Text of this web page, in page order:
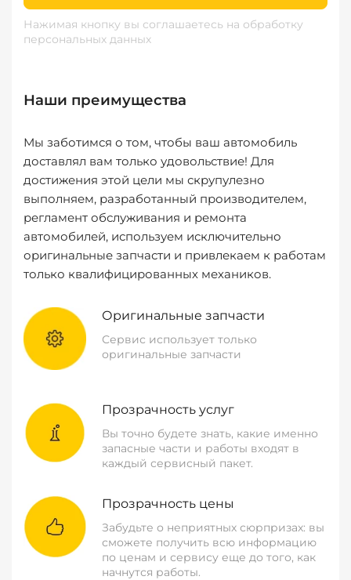
Нажимая кнопку вы соглашаетесь на обработку
персональных данных
Наши преимущества
Мы заботимся о том, чтобы ваш автомобиль
доставлял вам только удовольствие! Для
достижения этой цели мы скрупулезно
выполняем, разработанный производителем,
регламент обслуживания и ремонта
автомобилей, используем исключительно
оригинальные запчасти и привлекаем к работам
только квалифицированных механиков.
Оригинальные запчасти
Сервис использует только
оригинальные запчасти
Прозрачность услуг
Вы точно будете знать, какие именно
запасные части и работы входят в
каждый сервисный пакет.
Прозрачность цены
Забудьте о неприятных сюрпризах: вы
сможете получить всю информацию
по ценам и сервису еще до того, как
начнутся работы.